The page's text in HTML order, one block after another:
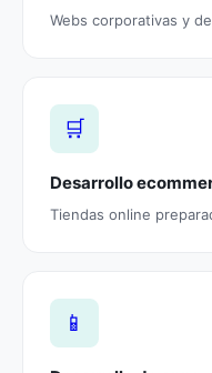
Webs corporativas y
🛒
Desarrollo
Tiendas online
📱